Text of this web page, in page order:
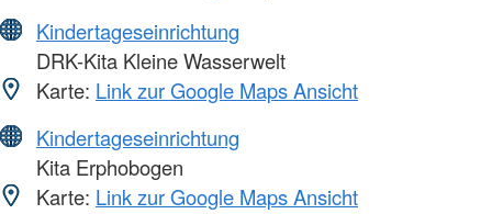
Kindertageseinrichtung
DRK-Kita Kleine Wasserwelt
Karte: Link zur Google Maps Ansicht
Kindertageseinrichtung
Kita Erphobogen
Karte: Link zur Google Maps Ansicht